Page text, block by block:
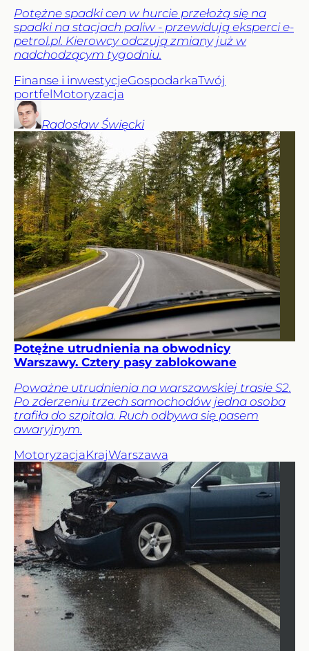
Potężne spadki cen w hurcie przełożą się na
spadki na stacjach paliw - przewidują eksperci e-
petrol.pl. Kierowcy odczują zmiany już w
nadchodzącym tygodniu.
Finanse i inwestycjeGospodarkaTwój
portfelMotoryzacja
Radosław Święcki
Potężne utrudnienia na obwodnicy
Warszawy. Cztery pasy zablokowane
Poważne utrudnienia na warszawskiej trasie S2.
Po zderzeniu trzech samochodów jedna osoba
trafiła do szpitala. Ruch odbywa się pasem
awaryjnym.
MotoryzacjaKrajWarszawa